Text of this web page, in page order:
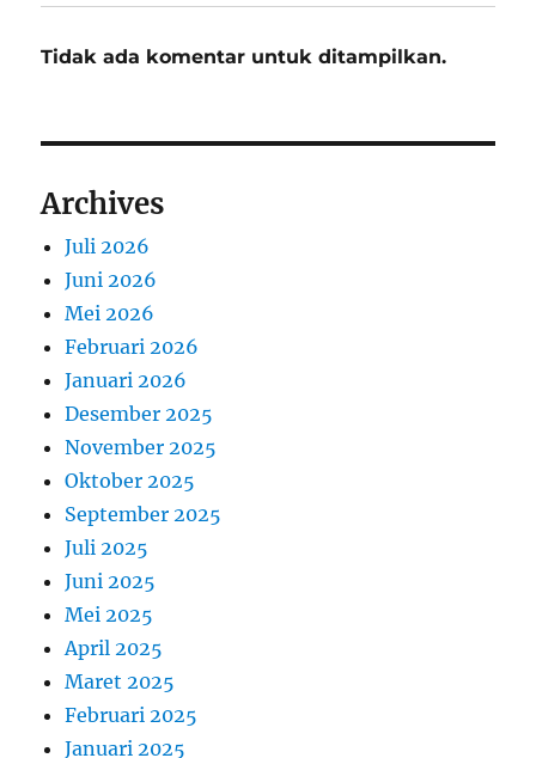
Tidak ada komentar untuk ditampilkan.
Archives
Juli 2026
Juni 2026
Mei 2026
Februari 2026
Januari 2026
Desember 2025
November 2025
Oktober 2025
September 2025
Juli 2025
Juni 2025
Mei 2025
April 2025
Maret 2025
Februari 2025
Januari 2025